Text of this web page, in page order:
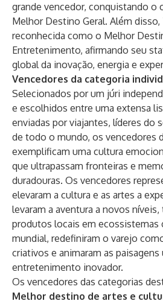
grande vencedor, conquistando o
Melhor Destino Geral. Além
reconhecida como o Melhor
Entretenimento, afirmando seu
global da inovação, energia e
Vencedores da categoria
Selecionados por um júri
e escolhidos entre uma extensa
enviadas por viajantes, líderes do
de todo o mundo, os vencedores
exemplificam uma cultura
que ultrapassam fronteiras e
duradouras. Os vencedores
elevaram a cultura e as artes a
levaram a aventura a novos
produtos locais em ecossistemas
mundial, redefiniram o varejo
criativos e animaram as paisagens
entretenimento inovador.
Os vencedores das categorias
Melhor destino de artes e